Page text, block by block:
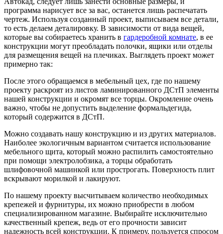
программа нарисует все за вас, останется лишь распечатать
чертеж. Используя созданный проект, выписываем все детали,
то есть делаем деталировку. В зависимости от вида вещей,
которые вы собираетесь хранить в гардеробной комнате, в ее
конструкции могут преобладать полочки, ящики или отделы
для размещения вещей на плечиках. Выглядеть проект может
примерно так:
После этого обращаемся в мебельный цех, где по нашему
проекту раскроят из листов ламинированного ДСтП элементы
нашей конструкции и окромят все торцы. Окромление очень
важно, чтобы не допустить выделение формальдегида,
который содержится в ДСтП.
Можно создавать нашу конструкцию и из других материалов.
Наиболее экологичным вариантом считается использование
мебельного щита, который можно распилить самостоятельно
при помощи электролобзика, а торцы обработать
шлифовочной машинкой или прострогать. Поверхность плит
вскрывают морилкой и лакируют.
По нашему проекту высчитываем количество необходимых
крепежей и фурнитуры, их можно приобрести в любом
специализированном магазине. Выбирайте исключительно
качественный крепеж, ведь от его прочности зависит
надежность всей конструкции. К примеру, пользуется спросом